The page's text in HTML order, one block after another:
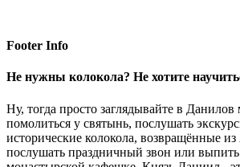
Footer Info
Не нужны колокола? Не хотите
Ну, тогда просто заглядывайте в Данилов
помолиться у святынь, послушать
исторические колокола, возвращённые
послушать праздничный звон или